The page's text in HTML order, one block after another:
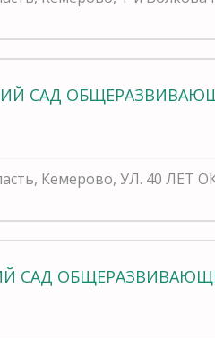
САД
Кемерово, УЛ. 40 ЛЕТ
САД